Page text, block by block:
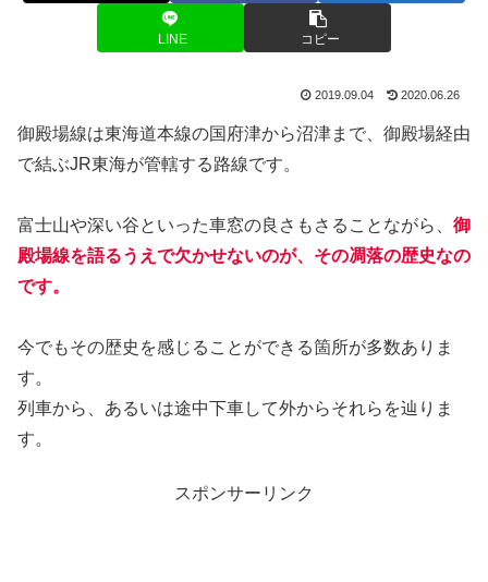
LINE コピー
2019.09.04 2020.06.26
御殿場線は東海道本線の国府津から沼津まで、御殿場経由
で結ぶJR東海が管轄する路線です。
富士山や深い谷といった車窓の良さもさることながら、 御
殿場線を語るうえで欠かせないのが、その凋落の歴史なの
です。
今でもその歴史を感じることができる箇所が多数ありま
す。
列車から、あるいは途中下車して外からそれらを辿りま
す。
スポンサーリンク